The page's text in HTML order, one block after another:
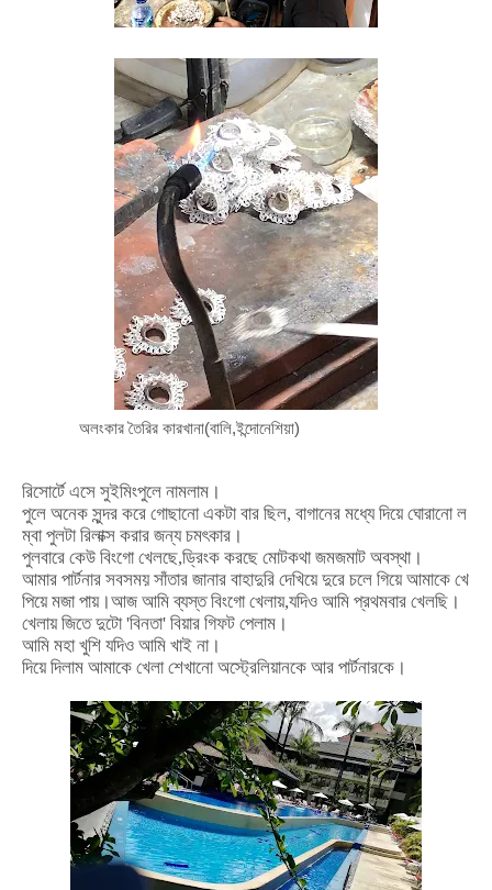
অলংকার তৈরির কারখানা(বালি,ইন্দোনেশিয়া)
রিসোর্টে এসে সুইমিংপুলে নামলাম।
পুলে অনেক সুন্দর করে গোছানো একটা বার ছিল, বাগানের মধ্যে দিয়ে ঘোরানো ল
ম্বা পুলটা রিলাক্স করার জন্য চমৎকার।
পুলবারে কেউ বিংগো খেলছে,ড্রিংক করছে মোটকথা জমজমাট অবস্থা।
আমার পার্টনার সবসময় সাঁতার জানার বাহাদুরি দেখিয়ে দুরে চলে গিয়ে আমাকে খে
পিয়ে মজা পায়।আজ আমি ব্যস্ত বিংগো খেলায়,যদিও আমি প্রথমবার খেলছি।
খেলায় জিতে দুটো 'বিনতা' বিয়ার গিফট পেলাম।
আমি মহা খুশি যদিও আমি খাই না।
দিয়ে দিলাম আমাকে খেলা শেখানো অস্ট্রেলিয়ানকে আর পার্টনারকে।